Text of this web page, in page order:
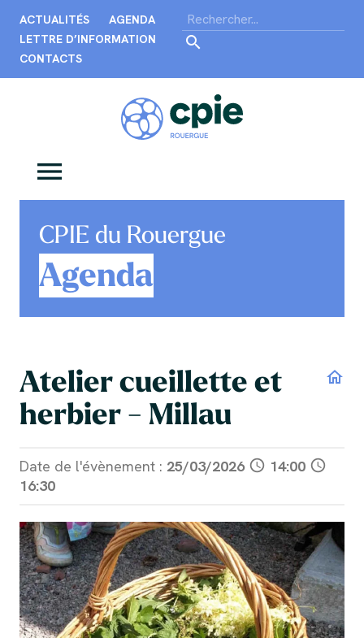
ACTUALITÉS
AGENDA
LETTRE D’INFORMATION
CONTACTS
CPIE du Rouergue
Agenda
home
Atelier cueillette et
herbier - Millau
Date de l'évènement : 25/03/2026 schedule 14:00 schedule
16:30